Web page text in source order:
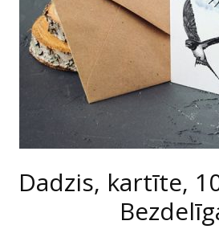
Dadzis, kartīte,